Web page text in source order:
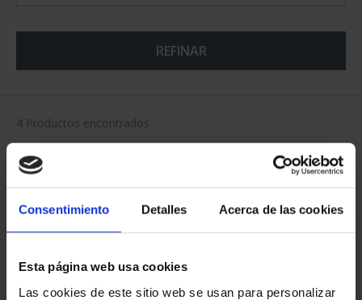
Consentimiento Detalles Acerca de las cookies
Esta página web usa cookies
Las cookies de este sitio web se usan para personalizar
REFINAR
4 Productos encontrados